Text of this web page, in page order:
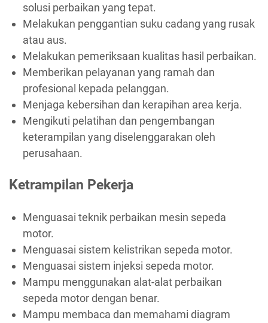
solusi perbaikan yang tepat.
Melakukan penggantian suku cadang yang rusak
atau aus.
Melakukan pemeriksaan kualitas hasil perbaikan.
Memberikan pelayanan yang ramah dan
profesional kepada pelanggan.
Menjaga kebersihan dan kerapihan area kerja.
Mengikuti pelatihan dan pengembangan
keterampilan yang diselenggarakan oleh
perusahaan.
Ketrampilan Pekerja
Menguasai teknik perbaikan mesin sepeda
motor.
Menguasai sistem kelistrikan sepeda motor.
Menguasai sistem injeksi sepeda motor.
Mampu menggunakan alat-alat perbaikan
sepeda motor dengan benar.
Mampu membaca dan memahami diagram